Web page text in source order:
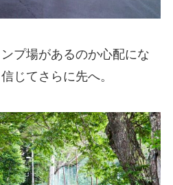
プ場があるのか心配にな
じてさらに先へ。